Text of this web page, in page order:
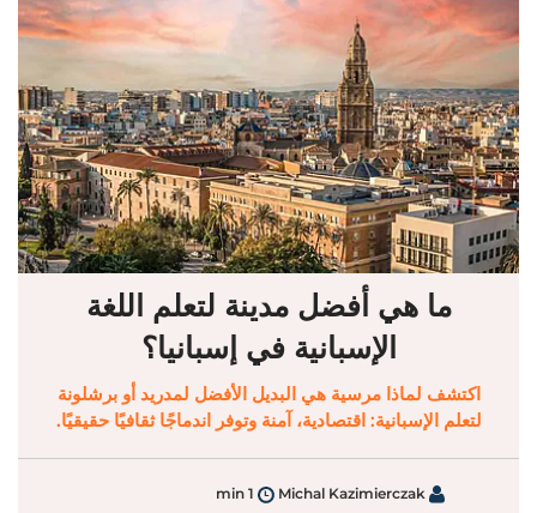
ما هي أفضل مدينة لتعلم اللغة
الإسبانية في إسبانيا؟
اكتشف لماذا مرسية هي البديل الأفضل لمدريد أو برشلونة
لتعلم الإسبانية: اقتصادية، آمنة وتوفر اندماجًا ثقافيًا حقيقيًا.